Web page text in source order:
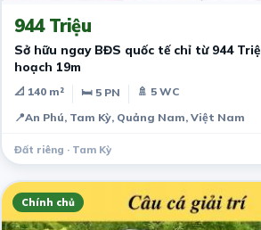
944 Triệu
Sở hữu ngay BĐS quốc tế chỉ từ 944
hoạch 19m
📐 140 m² 🛏 5 PN
🚿 5 WC
📍An Phú, Tam Kỳ, Quảng Nam, Việt Nam
Đất riêng · Tam Kỳ
Chính chủ